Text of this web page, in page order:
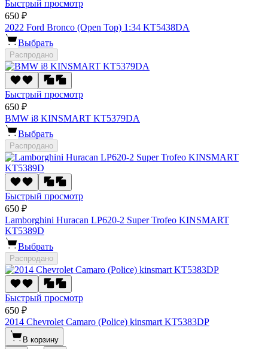
Быстрый просмотр
650 ₽
2022 Ford Bronco (Open Top) 1:34 KT5438DA
Выбрать
Распродано
Быстрый просмотр
650 ₽
BMW i8 KINSMART KT5379DA
Выбрать
Распродано
Быстрый просмотр
650 ₽
Lamborghini Huracan LP620-2 Super Trofeo KINSMART
KT5389D
Выбрать
Распродано
Быстрый просмотр
650 ₽
2014 Chevrolet Camaro (Police) kinsmart KT5383DP
В корзину